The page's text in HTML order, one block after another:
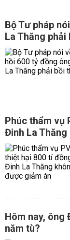
Bộ Tư pháp
La Thăng
Phúc thẩm vụ
Đinh La
Hôm nay, ông
năm tù?